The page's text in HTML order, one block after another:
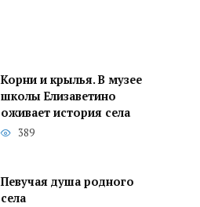
Корни и крылья. В музее
школы Елизаветино
оживает история села
389
Певучая душа родного
села